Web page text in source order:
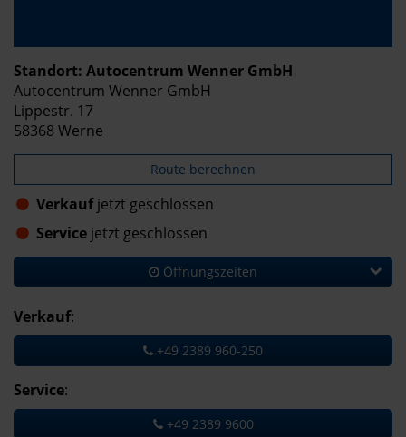
Standort: Autocentrum Wenner GmbH
Autocentrum Wenner GmbH
Lippestr. 17
58368 Werne
Route berechnen
Verkaufjetzt geschlossen
Service jetzt geschlossen
Öffnungszeiten
Verkauf:
+49 2389 960-250
Service:
+49 2389 9600